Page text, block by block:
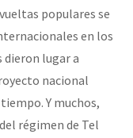
populares se
en los
dieron lugar a
nacional
Y muchos,
régimen de Tel